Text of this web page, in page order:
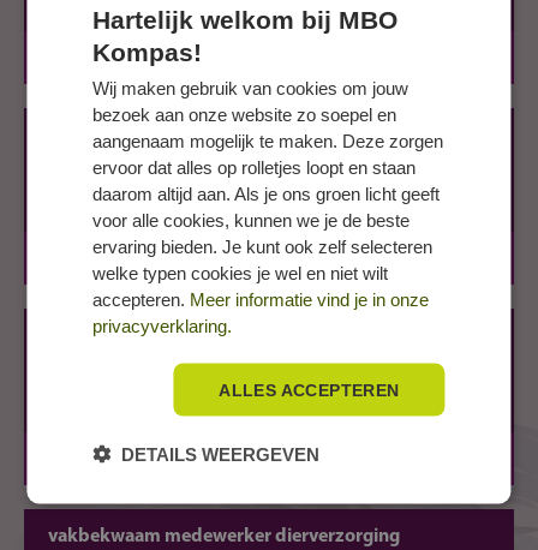
MIDDELHARNIS, Lentiz MBO Middelharnis
Medewerker hovenier
Lentiz | MBO Middelharnis
MBO-2
2 jaar BBL, BOL
MIDDELHARNIS, Lentiz MBO Middelharnis
Vakbekwaam medewerker teelt
Lentiz | MBO Middelharnis
BBL, BOL
MIDDELHARNIS, Lentiz MBO Middelharnis
vakbekwaam medewerker dierverzorging
Hartelijk welkom bij MBO
Kompas!
Wij maken gebruik van cookies om jouw
bezoek aan onze website zo soepel en
aangenaam mogelijk te maken. Deze zorgen
ervoor dat alles op rolletjes loopt en staan
daarom altijd aan. Als je ons groen licht geeft
voor alle cookies, kunnen we je de beste
ervaring bieden. Je kunt ook zelf selecteren
welke typen cookies je wel en niet wilt
accepteren. Meer informatie vind je in onze
privacyverklaring.
ALLES ACCEPTEREN
DETAILS WEERGEVEN